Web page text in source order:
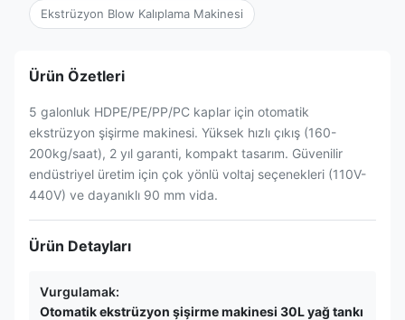
Ekstrüzyon Blow Kalıplama Makinesi
Ürün Özetleri
5 galonluk HDPE/PE/PP/PC kaplar için otomatik
ekstrüzyon şişirme makinesi. Yüksek hızlı çıkış (160-
200kg/saat), 2 yıl garanti, kompakt tasarım. Güvenilir
endüstriyel üretim için çok yönlü voltaj seçenekleri (110V-
440V) ve dayanıklı 90 mm vida.
Ürün Detayları
Vurgulamak:
Otomatik ekstrüzyon şişirme makinesi 30L yağ tankı